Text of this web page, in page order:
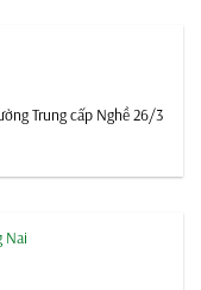
Trung cấp Nghề 26/3
Nai